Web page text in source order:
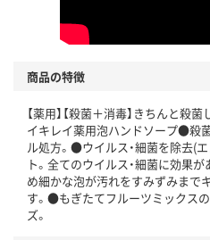
商品の特徴
【薬用】【殺菌＋消毒】きちんと
イキレイ薬用泡ハンドソープ●殺
ル処方。●ウイルス・細菌を除去(
ト。全てのウイルス・細菌に効果
め細かな泡が汚れをすみずみまで
す。●もぎたてフルーツミックス
ズ。